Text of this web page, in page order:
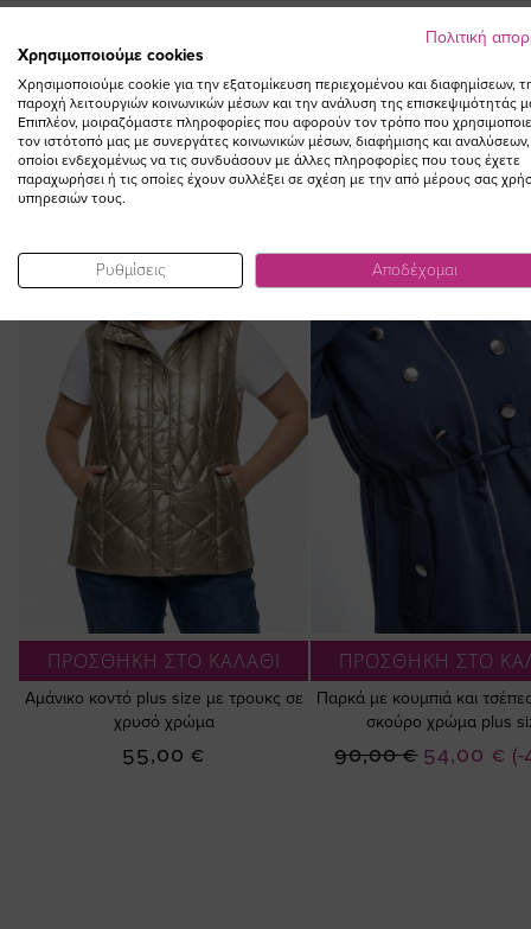
the
gallery
ΠΡΟΣΘΗΚΗ ΣΤΟ ΚΑΛΑΘΙ
Αμάνικο κοντό plus size με τρουκς σε
χρυσό χρώμα
55,00 €
ΠΡΟΣΘΗΚΗ ΣΤΟ
Παρκά με κουμπιά και
σκούρο χρώμα plus
(-
Ειδική
54,00 €
90,00 €
Πολιτική
Χρησιμοποιούμε cookies
Χρησιμοποιούμε cookie για την εξατομίκευση περιεχομένου και διαφημίσεων,
παροχή λειτουργιών κοινωνικών μέσων και την ανάλυση της επισκεψιμότητάς
Επιπλέον, μοιραζόμαστε πληροφορίες που αφορούν τον τρόπο που
τον ιστότοπό μας με συνεργάτες κοινωνικών μέσων, διαφήμισης και αναλύσεων,
οποίοι ενδεχομένως να τις συνδυάσουν με άλλες πληροφορίες που τους έχετε
παραχωρήσει ή τις οποίες έχουν συλλέξει σε σχέση με την από μέρους σας
υπηρεσιών τους.
Ρυθμίσεις Αποδέχομαι